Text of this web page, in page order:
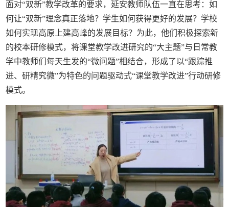
面对“双新”教学改革的要求，延安教师队伍一直在思考：如
何让“双新”理念真正落地？学生如何获得更好的发展？学校
如何实现高原上建高峰的发展目标？为此，他们积极探索新
的校本研修模式，将课堂教学改进研究的“大主题”与日常教
学中教师们每天生发的“微问题”相结合，形成了以“跟踪推
进、研精究微”为特色的问题驱动式“课堂教学改进”行动研修
模式。